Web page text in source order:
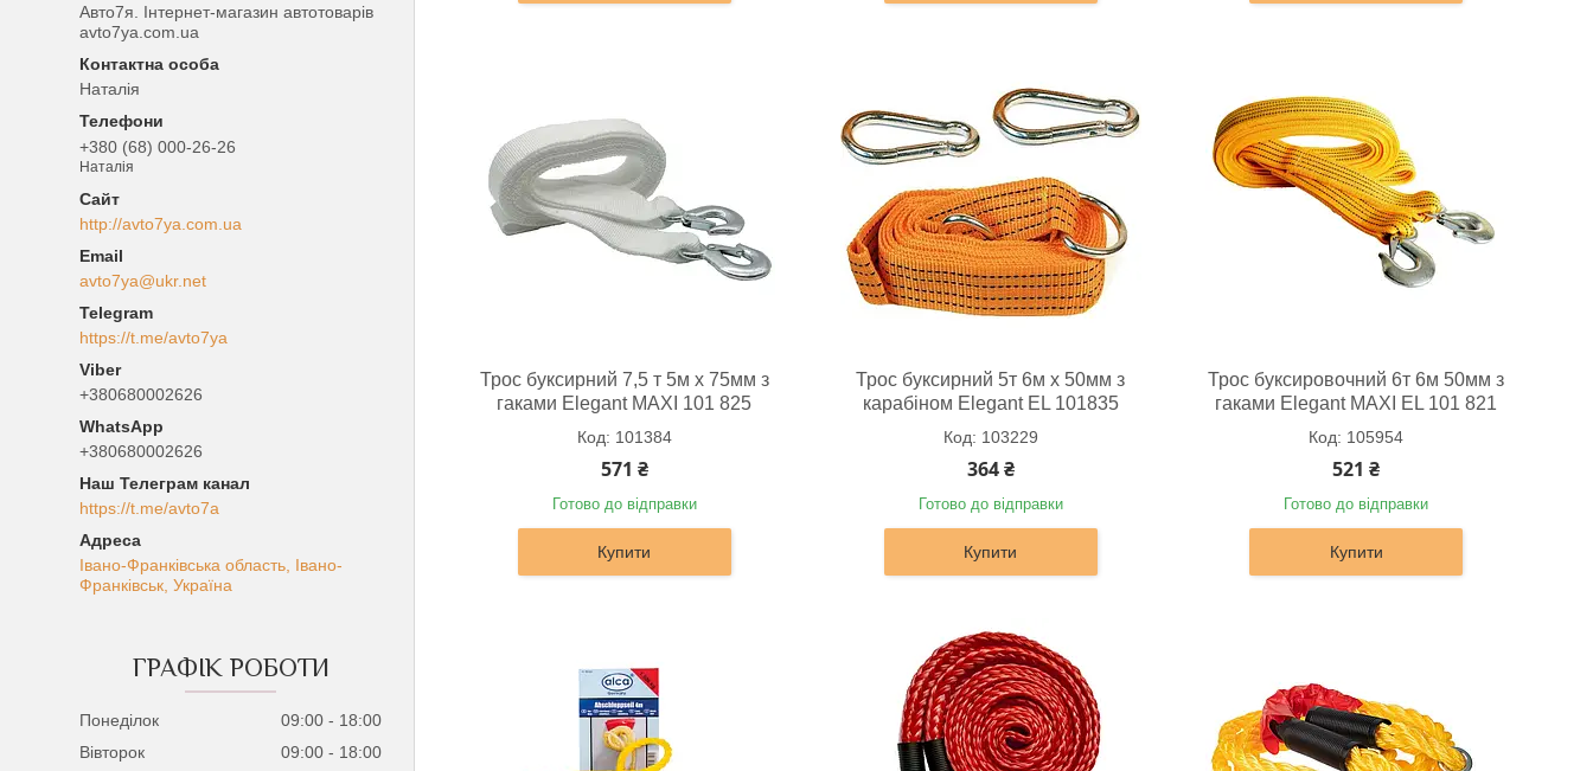
Авто7я. Інтернет-магазин автотоварів
avto7ya.com.ua
Наталія
+380 (68) 000-26-26
Наталія
http://avto7ya.com.ua
avto7ya@ukr.net
https://t.me/avto7ya
+380680002626
+380680002626
Наш Телеграм канал
https://t.me/avto7a
Івано-Франківська область, Івано-
Франківськ, Україна
ГРАФІК РОБОТИ
Понеділок 09:00
18:00
Вівторок
09:00
18:00
Трос буксирний 7,5 т 5м х 75мм з
гаками Elegant MAXI 101 825
101384
571 ₴
Готово до відправки
Купити
Трос буксирний 5т 6м х 50мм з
карабіном Elegant EL 101835
103229
364 ₴
Готово до відправки
Купити
Трос буксировочний 6т 6м 50мм з
гаками Elegant MAXI EL 101 821
105954
521 ₴
Готово до відправки
Купити